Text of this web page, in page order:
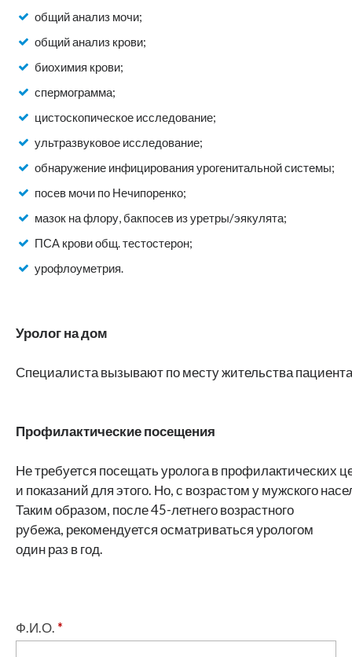
общий анализ мочи;
общий анализ крови;
биохимия крови;
спермограмма;
цистоскопическое исследование;
ультразвуковое исследование;
обнаружение инфицирования урогенитальной системы;
посев мочи по Нечипоренко;
мазок на флору, бакпосев из уретры/эякулята;
ПСА крови общ. тестостерон;
урофлоуметрия.
Уролог на дом
Специалиста вызывают по месту жительства
Профилактические посещения
Не требуется посещать уролога в
и показаний для этого. Но, с возрастом у мужского
Таким образом, после 45-летнего возрастного
рубежа, рекомендуется осматриваться урологом
один раз в год.
Ф.И.О. *